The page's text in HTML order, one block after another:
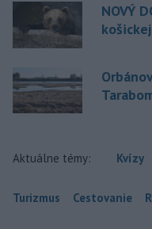
NOVÝ
Aktuálne témy: Kvízy
Turizmus Cestovanie